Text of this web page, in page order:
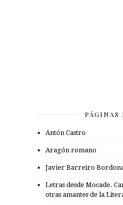
PÁGINAS
Antón Castro
Aragón romano
Javier Barreiro
Letras desde Mocade.
otras amantes de la